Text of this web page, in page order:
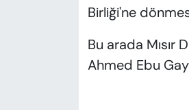
Birliği'ne
Bu arada Mısır
Ahmed Ebu